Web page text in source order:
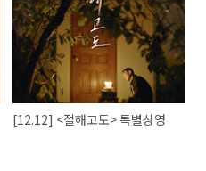
[12.12] <절해고도> 특별상영